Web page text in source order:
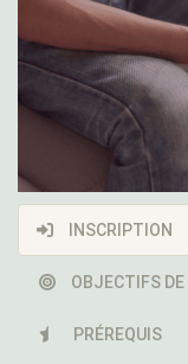
INSCRIPTION
OBJECTIFS
PRÉREQUIS